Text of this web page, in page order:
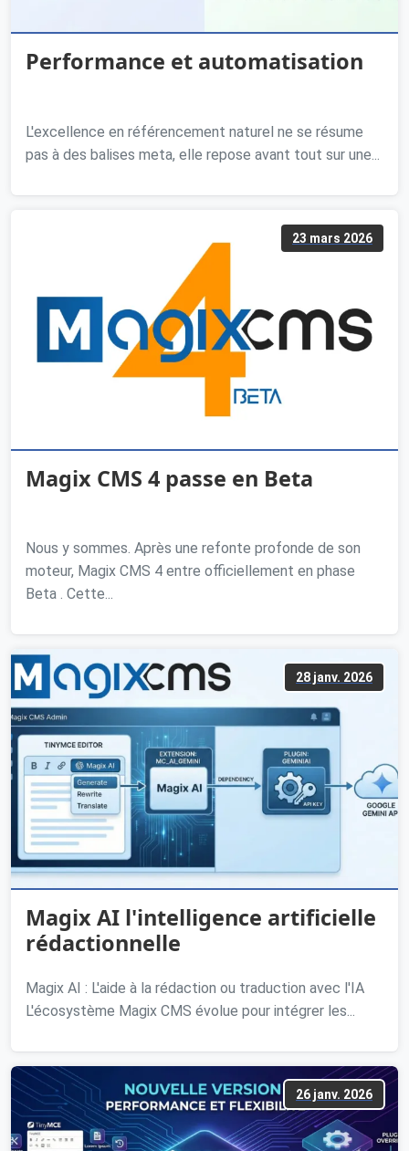
Performance et automatisation
L'excellence en référencement naturel ne se résume
pas à des balises meta, elle repose avant tout sur une...
23 mars 2026
Magix CMS 4 passe en Beta
Nous y sommes. Après une refonte profonde de son
moteur, Magix CMS 4 entre officiellement en phase
Beta . Cette...
28 janv. 2026
Magix AI l'intelligence artificielle
rédactionnelle
Magix AI : L'aide à la rédaction ou traduction avec l'IA
L'écosystème Magix CMS évolue pour intégrer les...
26 janv. 2026